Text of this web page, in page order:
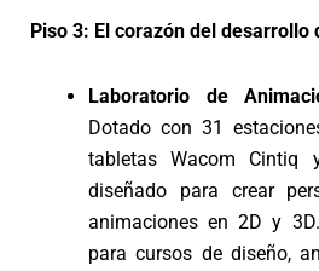
Piso 3: El corazón del
Laboratorio de
Dotado con 31
tabletas Wacom Cintiq
diseñado para crear
animaciones en 2D y
para cursos de diseño,